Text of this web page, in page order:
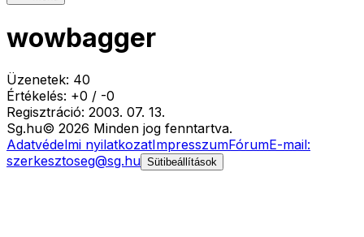
wowbagger
Üzenetek: 40
Értékelés: +0 / -0
Regisztráció: 2003. 07. 13.
Sg.hu© 2026 Minden jog fenntartva.
Adatvédelmi nyilatkozatImpresszumFórumE-mail:
szerkesztoseg@sg.hu Sütibeállítások